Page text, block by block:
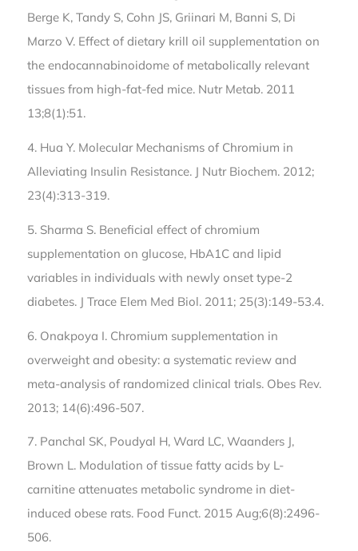
Berge K, Tandy S, Cohn JS, Griinari M, Banni S, Di
Marzo V. Effect of dietary krill oil supplementation on
the endocannabinoidome of metabolically relevant
tissues from high-fat-fed mice. Nutr Metab. 2011
13;8(1):51.
4. Hua Y. Molecular Mechanisms of Chromium in
Alleviating Insulin Resistance. J Nutr Biochem. 2012;
23(4):313-319.
5. Sharma S. Beneficial effect of chromium
supplementation on glucose, HbA1C and lipid
variables in individuals with newly onset type-2
diabetes. J Trace Elem Med Biol. 2011; 25(3):149-53.4.
6. Onakpoya I. Chromium supplementation in
overweight and obesity: a systematic review and
meta-analysis of randomized clinical trials. Obes Rev.
2013; 14(6):496-507.
7. Panchal SK, Poudyal H, Ward LC, Waanders J,
Brown L. Modulation of tissue fatty acids by L-
carnitine attenuates metabolic syndrome in diet-
induced obese rats. Food Funct. 2015 Aug;6(8):2496-
506.